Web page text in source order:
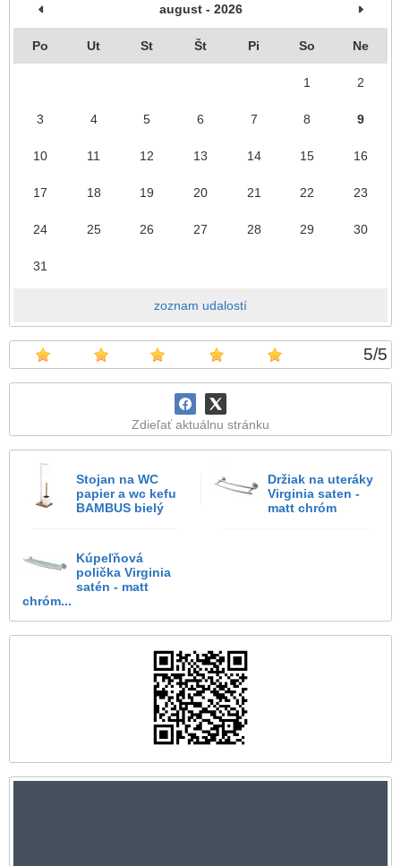
august - 2026
Po Ut St Št Pi So Ne
1 2
3 4 5 6 7 8 9
10 11 12 13 14 15 16
17 18 19 20 21 22 23
24 25 26 27 28 29 30
31
zoznam udalostí
5/5
Zdieľať aktuálnu stránku
Stojan na WC
papier a wc kefu
BAMBUS bielý
Držiak na uteráky
Virginia saten -
matt chróm
Kúpeľňová
polička Virginia
satén - matt
chróm...